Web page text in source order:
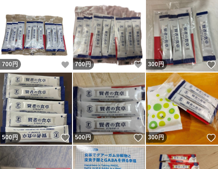
700 円 いいね！
700円 いいね！
300円
500円 いいね！
500円 いいね！
300円